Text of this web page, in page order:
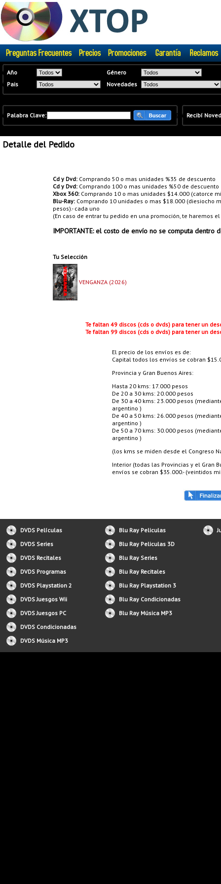
� Año
Género
� Pais Novedades
� Palabra Clave: � � Recibí
Detalle del Pedido
Cd y Dvd: Comprando 50 o mas unidades %35 de descuento
Cd y Dvd: Comprando 100 o mas unidades %50 de descuento
Xbox 360: Comprando 10 o mas unidades $14.000 (catorce
Blu-Ray: Comprando 10 unidades o mas $18.000 (diesiocho
pesos).- cada uno
(En caso de entrar tu pedido en una promoción, te haremos
IMPORTANTE: el costo de envío no se computa
Tu Selección
VENGANZA (2026)
Te faltan 49 discos (cds o dvds) para tener un
Te faltan 99 discos (cds o dvds) para tener un
El precio de los envíos es de:
Capital todos los envíos se cobran
Provincia y Gran Buenos Aires:
Hasta 20 kms: 17.000 pesos
De 20 a 30 kms: 20.000 pesos
De 30 a 40 kms: 23.000 pesos
argentino )
De 40 a 50 kms: 26.000 pesos
argentino )
De 50 a 70 kms: 30.000 pesos
argentino )
(los kms se miden desde el Congreso
Interior (todas las Provincias y el Gran
envíos se cobran $35.000.- (veintidos
DVDS Películas
DVDS Series
DVDS Recitales
DVDS Programas
DVDS Playstation 2
DVDS Juesgos Wii
DVDS Juesgos PC
DVDS Condicionadas
DVDS Música MP3
Blu Ray Peliculas
Blu Ray Peliculas 3D
Blu Ray Series
Blu Ray Recitales
Blu Ray Playstation 3
Blu Ray Condicionadas
Blu Ray Música MP3